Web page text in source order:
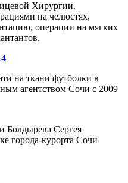
Хирургии.
на челюстях,
операции на мягких
на ткани футболки в
агентством Сочи с 2009
Болдырева Сергея
города-курорта Сочи